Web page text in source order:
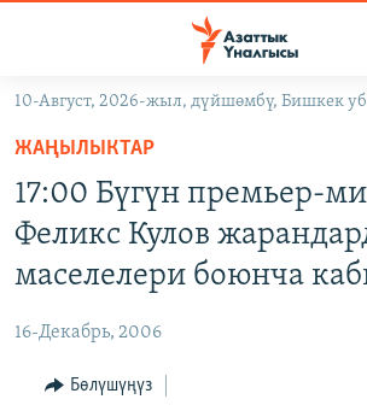
Навигацияга
өтүңүз
салыңызКЫРГЫЗСТАН
МАДАНИЯТ
ДҮЙНӨ
ТВ ПРОГРАММАЛАР
БҮГҮН АЗАТТЫКТА
ПОДКАСТ
10-Август, 2026-жыл, дүйшөмбү, Бишкек
ЖАҢЫЛЫКТАР
17:00 Бүгүн премьер-
Феликс Кулов
маселелери боюнча
16-Декабрь, 2006
Бөлүшүңүз